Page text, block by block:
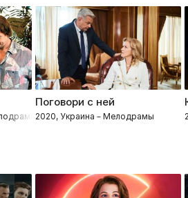
Поговори с ней
2020, Украина – Мелодрамы